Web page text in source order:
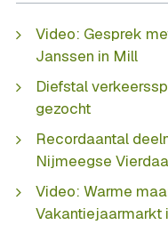
Video: Gesprek
Janssen in Mill
Diefstal
gezocht
Recordaantal
Nijmeegse
Video: Warme
Vakantiejaarmarkt